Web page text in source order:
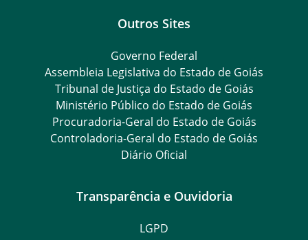
Outros Sites
Governo Federal
Assembleia Legislativa do Estado de Goiás
Tribunal de Justiça do Estado de Goiás
Ministério Público do Estado de Goiás
Procuradoria-Geral do Estado de Goiás
Controladoria-Geral do Estado de Goiás
Diário Oficial
Transparência e Ouvidoria
LGPD